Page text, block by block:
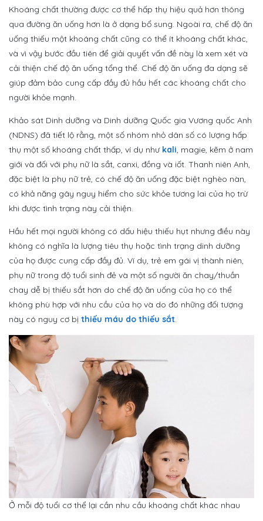
Khoáng chất thường được cơ thể hấp thụ hiệu quả hơn thông
qua đường ăn uống hơn là ở dạng bổ sung. Ngoài ra, chế độ ăn
uống thiếu một khoáng chất cũng có thể ít khoáng chất khác,
và vì vậy bước đầu tiên để giải quyết vấn đề này là xem xét và
cải thiện chế độ ăn uống tổng thể. Chế độ ăn uống đa dạng sẽ
giúp đảm bảo cung cấp đầy đủ hầu hết các khoáng chất cho
người khỏe mạnh.
Khảo sát Dinh dưỡng và Dinh dưỡng Quốc gia Vương quốc Anh
(NDNS) đã tiết lộ rằng, một số nhóm nhỏ dân số có lượng hấp
thụ một số khoáng chất thấp, ví dụ như kali, magie, kẽm ở nam
giới và đối với phụ nữ là sắt, canxi, đồng và iốt. Thanh niên Anh,
đặc biệt là phụ nữ trẻ, có chế độ ăn uống đặc biệt nghèo nàn,
có khả năng gây nguy hiểm cho sức khỏe tương lai của họ trừ
khi được tình trạng này cải thiện.
Hầu hết mọi người không có dấu hiệu thiếu hụt nhưng điều này
không có nghĩa là lượng tiêu thụ hoặc tình trạng dinh dưỡng
của họ được cung cấp đầy đủ. Ví dụ, trẻ em gái vị thành niên,
phụ nữ trong độ tuổi sinh đẻ và một số người ăn chay/thuần
chay dễ bị thiếu sắt hơn do chế độ ăn uống của họ có thể
không phù hợp với nhu cầu của họ và do đó những đối tượng
này có nguy cơ bị thiếu máu do thiếu sắt.
Ở mỗi độ tuổi cơ thể lại cần nhu cầu khoáng chất khác nhau